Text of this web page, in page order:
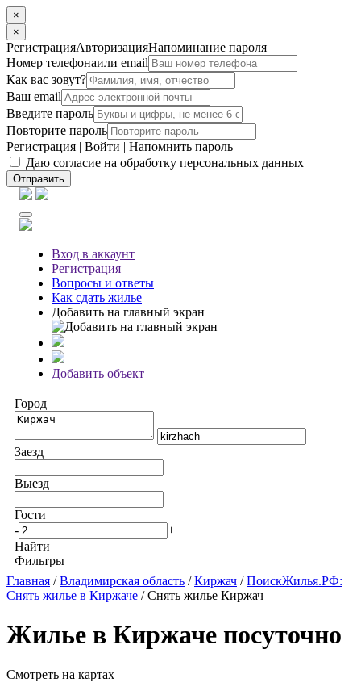
×
×
РегистрацияАвторизацияНапоминание пароля
Номер телефонаили email
Как вас зовут?
Ваш email
Введите пароль
Повторите пароль
Регистрация | Войти | Напомнить пароль
Даю согласие на обработку персональных данных
Отправить
Вход в аккаунт
Регистрация
Вопросы и ответы
Как сдать жилье
Добавить на главный экран
Добавить объект
Город
Заезд
Выезд
Гости
-
+
Найти
Фильтры
Главная /Владимирская область /Киржач /ПоискЖилья.РФ:
Снять жилье в Киржаче / Снять жилье Киржач
Жилье в Киржаче посуточно
Смотреть на картах